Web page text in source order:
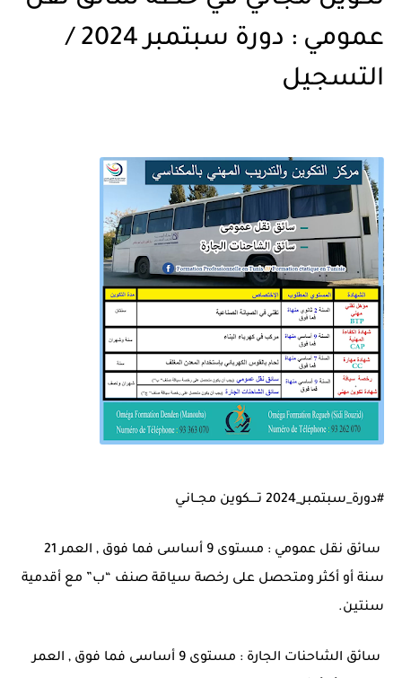
عمومي : دورة سبتمبر 2024 /
التسجيل
#دورة_سبتمبر_2024 تــــكوين مجــانـي
سائق نقل عمومي : مستوى 9 أساسى فما فوق , العمر 21
سنة أو أكثر ومتحصل على رخصة سياقة صنف “ب” مع أقدمية
سنتين.
سائق الشاحنات الجارة : مستوى 9 أساسى فما فوق , العمر